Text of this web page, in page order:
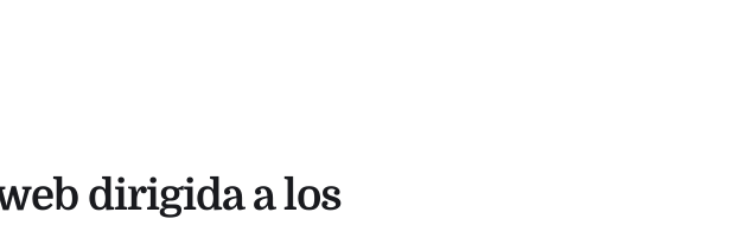
dirigida a los